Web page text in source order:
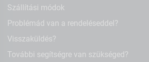
Szállítási módok
Problémád van a rendeléseddel?
Visszaküldés?
További segítségre van szükséged?